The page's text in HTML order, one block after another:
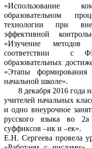
«Использование
образовательном
технологии при
эффективной
«Изучение методов
соответствии с
образовательных
«Этапы
начальной школе».
8 декабря 2016 года
учителей начальных
и одно внеурочное
русского языка во
суффиксов –ик и –ек».
Е.Н. Сергеева провела